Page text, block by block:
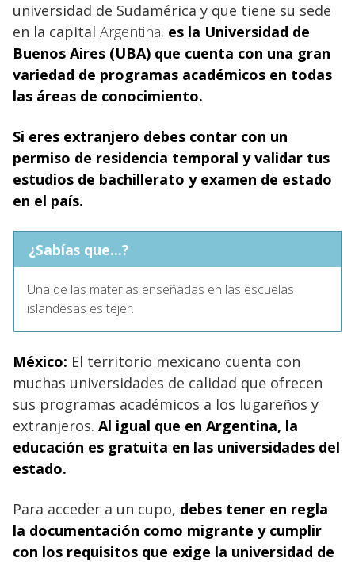
universidad de Sudamérica y que tiene su sede
en la capital Argentina, es la Universidad de
Buenos Aires (UBA) que cuenta con una gran
variedad de programas académicos en todas
las áreas de conocimiento.
Si eres extranjero debes contar con un
permiso de residencia temporal y validar tus
estudios de bachillerato y examen de estado
en el país.
¿Sabías que...?
Una de las materias enseñadas en las escuelas
islandesas es tejer.
México: El territorio mexicano cuenta con
muchas universidades de calidad que ofrecen
sus programas académicos a los lugareños y
extranjeros. Al igual que en Argentina, la
educación es gratuita en las universidades del
estado.
Para acceder a un cupo, debes tener en regla
la documentación como migrante y cumplir
con los requisitos que exige la universidad de